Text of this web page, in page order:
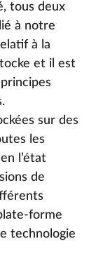
tous deux
à notre
à la
et il est
sur des
les
l’état
de
forme
technologie